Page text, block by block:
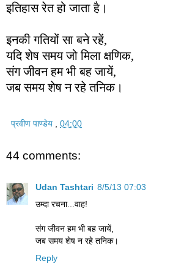
इतिहास रेत हो जाता है।
इनकी गतियों सा बने रहें,
यदि शेष समय जो मिला क्षणिक,
संग जीवन हम भी बह जायें,
जब समय शेष न रहे तनिक।
प्रवीण पाण्डेय 04:00
44 comments:
Udan Tashtari 8/5/13 07:03
उम्दा रचना...वाह!
संग जीवन हम भी बह जायें,
जब समय शेष न रहे तनिक।
Reply